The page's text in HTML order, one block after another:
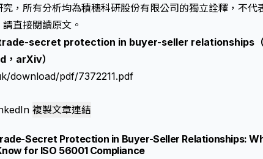
，所有分析均為積穗科研股份有限公司的獨立詮釋，不代
直接閱讀原文。
secret protection in buyer-seller relationships
arXiv）
download/pdf/7372211.pdf
複製文章連結
Secret Protection in Buyer-Seller Relationships:
for ISO 56001 Compliance